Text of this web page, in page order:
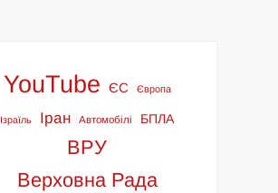
YouTube ЄС Європа
Ізраїль Іран Автомобілі БПЛА
ВРУ
Верховна Рада